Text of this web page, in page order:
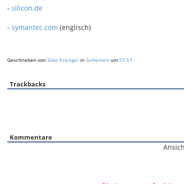
- silicon.de
- symantec.com (englisch)
Geschrieben von Silke Eckinger in Sicherheit um 07:57
Trackbacks
Kommentare